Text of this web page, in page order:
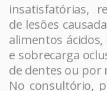
insatisfatórias,
de lesões
alimentos
e sobrecarga
de dentes ou por
No consultório,